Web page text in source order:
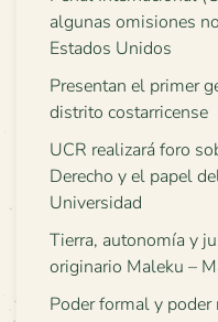
algunas omisiones
Estados Unidos
Presentan el primer
distrito costarricense
UCR realizará foro
Derecho y el papel
Universidad
Tierra, autonomía y
originario Maleku –
Poder formal y